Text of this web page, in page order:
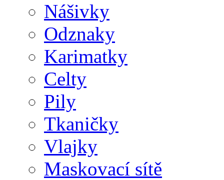
Nášivky
Odznaky
Karimatky
Celty
Pily
Tkaničky
Vlajky
Maskovací sítě